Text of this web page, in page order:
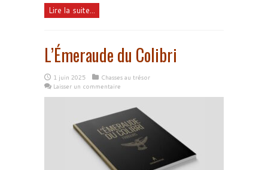
Lire la suite...
L’Émeraude du Colibri
1 juin 2025
Chasses au trésor
Laisser un commentaire